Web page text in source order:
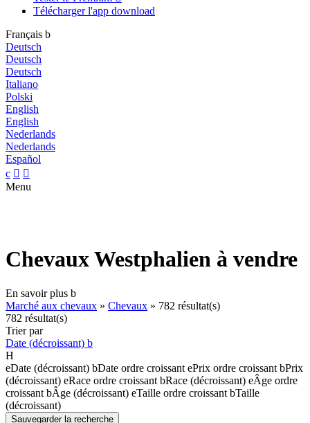
Télécharger l'app download
Français b
Deutsch
Deutsch
Deutsch
Italiano
Polski
English
English
Nederlands
Nederlands
Español
c  
Menu
Chevaux Westphalien à vendre
En savoir plus b
Marché aux chevaux » Chevaux » 782 résultat(s)
782 résultat(s)
Trier par
Date (décroissant) b
H
eDate (décroissant) bDate ordre croissant ePrix ordre croissant bPrix
(décroissant) eRace ordre croissant bRace (décroissant) eÂge ordre
croissant bÂge (décroissant) eTaille ordre croissant bTaille
(décroissant)
Sauvegarder la recherche